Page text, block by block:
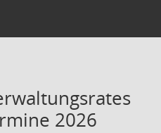
2026